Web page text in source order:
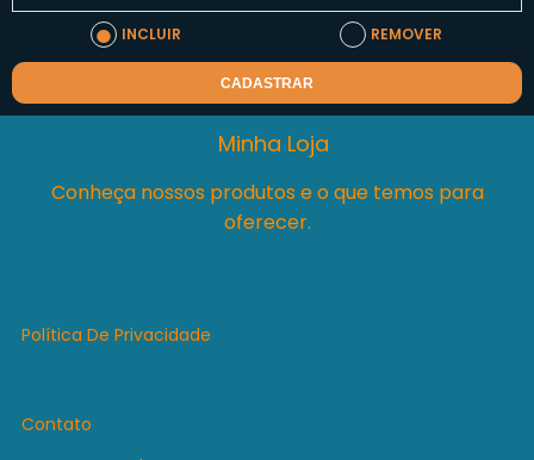
INCLUIR REMOVER
CADASTRAR
Minha Loja
Conheça nossos produtos e o que temos para
oferecer.
Política De Privacidade
Contato